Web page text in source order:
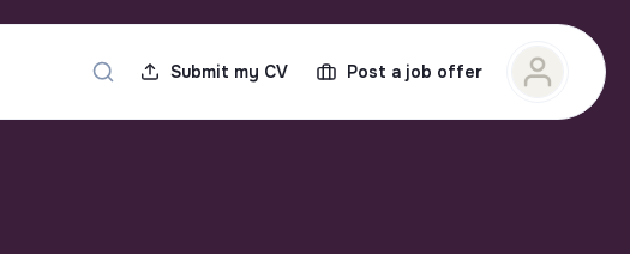
Submit my CV Post a job offer